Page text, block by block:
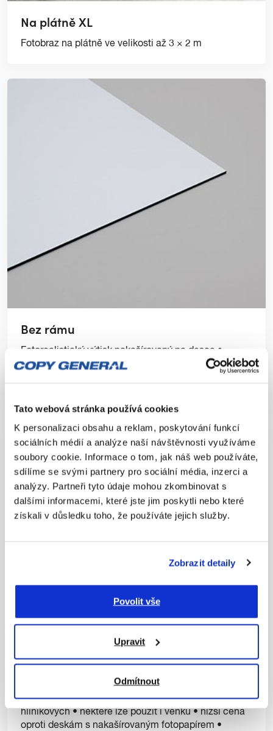
Tato webová stránka používá cookies
K personalizaci obsahu a reklam, poskytování funkcí
sociálních médií a analýze naší návštěvnosti využíváme
soubory cookie. Informace o tom, jak náš web používáte,
sdílíme se svými partnery pro sociální média, inzerci a
analýzy. Partneři tyto údaje mohou zkombinovat s
dalšími informacemi, které jste jim poskytli nebo které
získali v důsledku toho, že používáte jejich služby.
Zobrazit detaily
Povolit vše
Upravit
Odmítnout
Na plátně XL
Fotobraz na plátně ve velikosti až 3 × 2 m
Bez rámu
Fotorealistický výtisk nakašírovaný na desce •
nejšírší rozsah barev – tisk až 10 inkousty • na výběr
Bez rámu – přímý tisk na desku
Bežné i efektní desky včetně dřevěných a
hliníkových • některé lze použít i venku • nižší cena
oproti deskám s nakašírovaným fotopapírem •